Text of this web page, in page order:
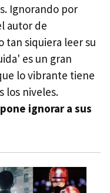
Ignorando por
autor de
tan siquiera leer su
es un gran
lo vibrante tiene
los niveles.
ignorar a sus